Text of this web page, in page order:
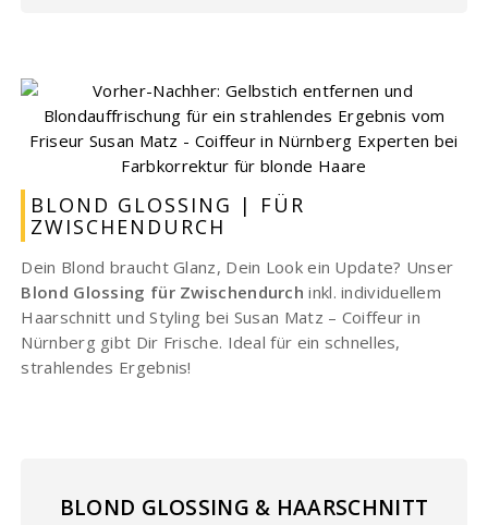
BLOND GLOSSING | FÜR
ZWISCHENDURCH
Dein Blond braucht Glanz, Dein Look ein Update? Unser
Blond Glossing für Zwischendurch inkl. individuellem
Haarschnitt und Styling bei Susan Matz – Coiffeur in
Nürnberg gibt Dir Frische. Ideal für ein schnelles,
strahlendes Ergebnis!
BLOND GLOSSING & HAARSCHNITT